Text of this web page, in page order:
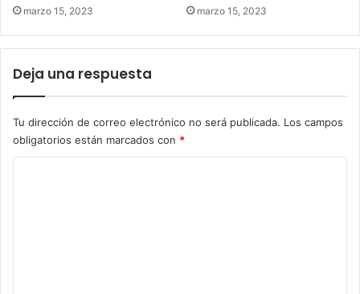
marzo 15, 2023 marzo 15, 2023
Deja una respuesta
Tu dirección de correo electrónico no será publicada. Los campos
obligatorios están marcados con *